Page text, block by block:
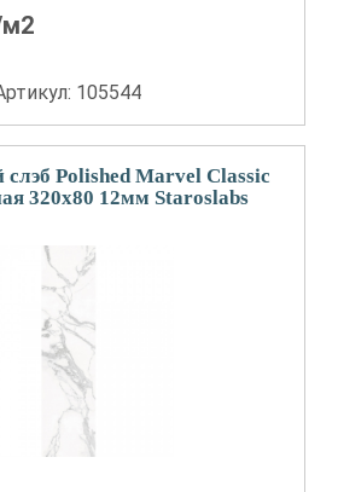
105544
Polished Marvel Classic
320x80 12мм Staroslabs